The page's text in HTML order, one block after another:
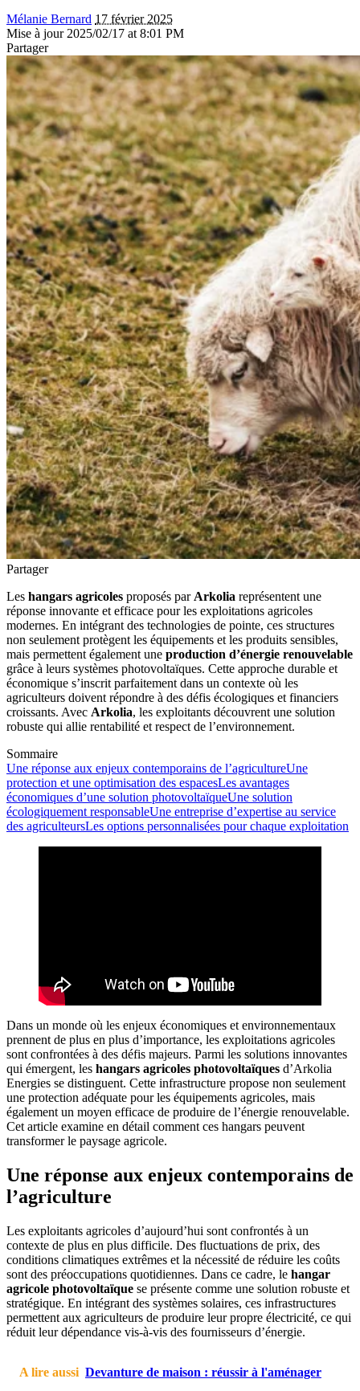
Mélanie Bernard 17 février 2025
Mise à jour 2025/02/17 at 8:01 PM
Partager
Partager
Les hangars agricoles proposés par Arkolia représentent une
réponse innovante et efficace pour les exploitations agricoles
modernes. En intégrant des technologies de pointe, ces structures
non seulement protègent les équipements et les produits sensibles,
mais permettent également une production d’énergie renouvelable
grâce à leurs systèmes photovoltaïques. Cette approche durable et
économique s’inscrit parfaitement dans un contexte où les
agriculteurs doivent répondre à des défis écologiques et financiers
croissants. Avec Arkolia, les exploitants découvrent une solution
robuste qui allie rentabilité et respect de l’environnement.
Sommaire
Une réponse aux enjeux contemporains de l’agricultureUne
protection et une optimisation des espacesLes avantages
économiques d’une solution photovoltaïqueUne solution
écologiquement responsableUne entreprise d’expertise au service
des agriculteursLes options personnalisées pour chaque exploitation
Dans un monde où les enjeux économiques et environnementaux
prennent de plus en plus d’importance, les exploitations agricoles
sont confrontées à des défis majeurs. Parmi les solutions innovantes
qui émergent, les hangars agricoles photovoltaïques d’Arkolia
Energies se distinguent. Cette infrastructure propose non seulement
une protection adéquate pour les équipements agricoles, mais
également un moyen efficace de produire de l’énergie renouvelable.
Cet article examine en détail comment ces hangars peuvent
transformer le paysage agricole.
Une réponse aux enjeux contemporains de
l’agriculture
Les exploitants agricoles d’aujourd’hui sont confrontés à un
contexte de plus en plus difficile. Des fluctuations de prix, des
conditions climatiques extrêmes et la nécessité de réduire les coûts
sont des préoccupations quotidiennes. Dans ce cadre, le hangar
agricole photovoltaïque se présente comme une solution robuste et
stratégique. En intégrant des systèmes solaires, ces infrastructures
permettent aux agriculteurs de produire leur propre électricité, ce qui
réduit leur dépendance vis-à-vis des fournisseurs d’énergie.
A lire aussi Devanture de maison : réussir à l'aménager